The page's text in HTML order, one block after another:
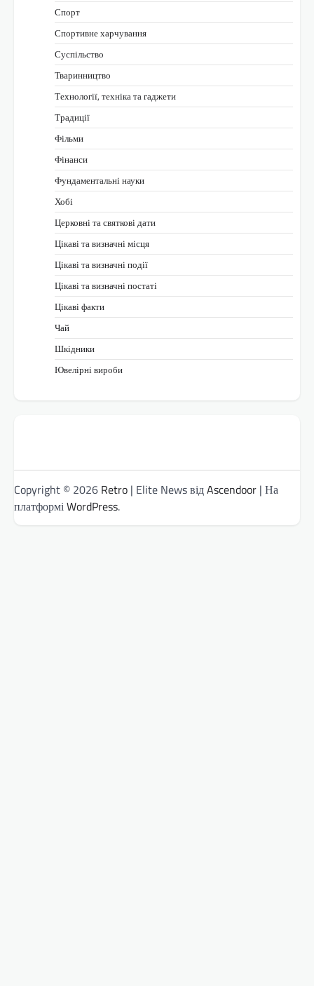
Спорт
Спортивне харчування
Суспільство
Тваринництво
Технології, техніка та гаджети
Традиції
Фільми
Фінанси
Фундаментальні науки
Хобі
Церковні та святкові дати
Цікаві та визначні місця
Цікаві та визначні події
Цікаві та визначні постаті
Цікаві факти
Чай
Шкідники
Ювелірні вироби
Copyright © 2026 Retro | Elite News відAscendoor | На
платформіWordPress.